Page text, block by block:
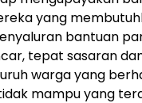
yang
bantuan
tepat sasaran
warga yang
mampu yang